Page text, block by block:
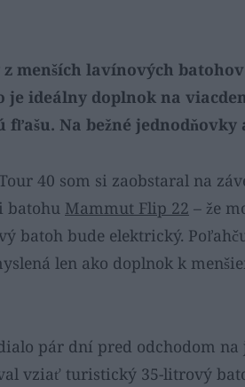
menších lavínových
je ideálny doplnok na
Na bežné
40 som si zaobstaral na
batohu Mammut Flip 22 – že
batoh bude elektrický.
len ako doplnok k
pár dní pred odchodom na
vziať turistický 35-litrový